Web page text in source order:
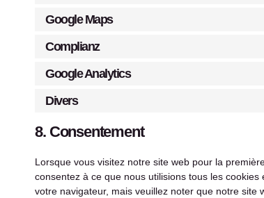
Google Maps
Complianz
Google Analytics
Divers
8. Consentement
Lorsque vous visitez notre site web pour la
consentez à ce que nous utilisions tous les
votre navigateur, mais veuillez noter que notre